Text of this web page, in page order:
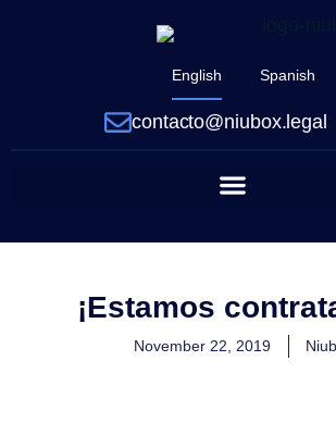
contacto@niubox.legal
English Spanish
¡Estamos
November 22, 2019